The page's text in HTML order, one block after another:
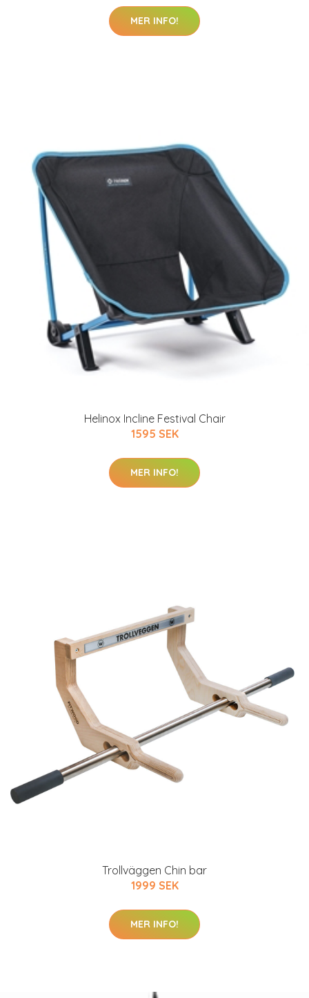
MER INFO!
Helinox Incline Festival Chair
1595 SEK
MER INFO!
Trollväggen Chin bar
1999 SEK
MER INFO!